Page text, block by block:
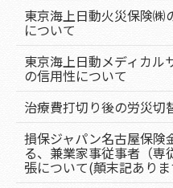
東京海上日動火災保険㈱
について
東京海上日動メディカル
の信用性について
治療費打切り後の労災切
損保ジャパン名古屋保険
る、兼業家事従事者（専
張について(顛末記あり